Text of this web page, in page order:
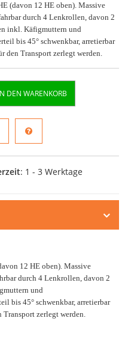
(davon 12 HE oben). Massive
durch 4 Lenkrollen, davon 2
inkl. Käfigmuttern und
bis 45° schwenkbar, arretierbar
den Transport zerlegt werden.
DEN WARENKORB
: 1 - 3 Werktage
12 HE oben). Massive
durch 4 Lenkrollen, davon 2
und
bis 45° schwenkbar, arretierbar
zerlegt werden.